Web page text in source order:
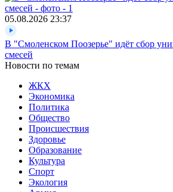
05.08.2026 23:37
В "Смоленском Поозерье" идёт сбор
смесей
Новости по темам
ЖКХ
Экономика
Политика
Общество
Происшествия
Здоровье
Образование
Культура
Спорт
Экология